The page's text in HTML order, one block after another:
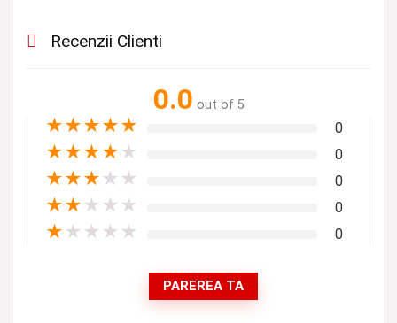
Recenzii Clienti
0.0 out of 5
★★★★★ 0
★★★★ ★ 0
★★★ ★ ★ 0
★★ ★ ★ ★ 0
★ ★ ★ ★ ★ 0
PAREREA TA